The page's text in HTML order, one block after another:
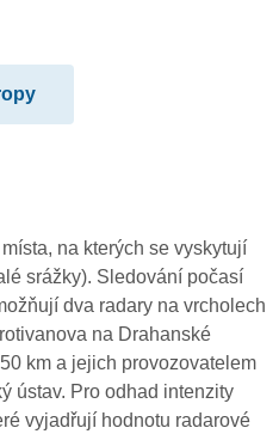
na kterých se vyskytují
srážky). Sledování počasí
dva radary na vrcholech
na Drahanské
km a jejich provozovatelem
ústav. Pro odhad intenzity
vyjadřují hodnotu radarové